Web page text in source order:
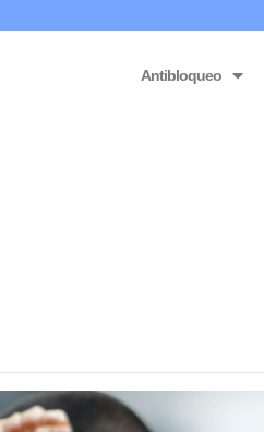
Antibloqueo